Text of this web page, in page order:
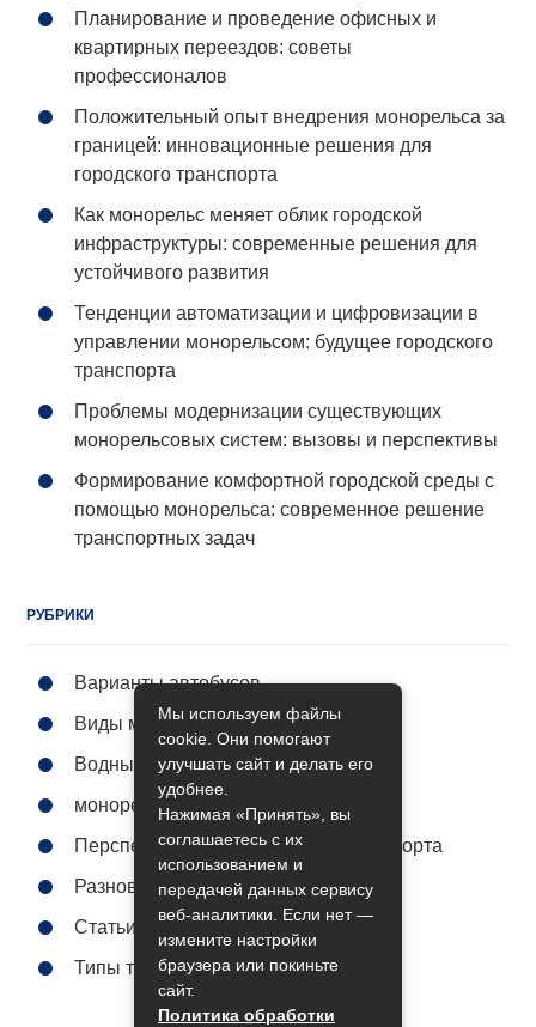
Планирование и проведение офисных и
квартирных переездов: советы
профессионалов
Положительный опыт внедрения монорельса за
границей: инновационные решения для
городского транспорта
Как монорельс меняет облик городской
инфраструктуры: современные решения для
устойчивого развития
Тенденции автоматизации и цифровизации в
управлении монорельсом: будущее городского
транспорта
Проблемы модернизации существующих
монорельсовых систем: вызовы и перспективы
Формирование комфортной городской среды с
помощью монорельса: современное решение
транспортных задач
РУБРИКИ
Варианты автобусов
Виды метро
Водный транспорт
монорельс городской
Перспективы общественного транспорта
Разновидности поездов
Статьи
Типы трамваев
Мы используем файлы
cookie. Они помогают
улучшать сайт и делать его
удобнее.
Нажимая «Принять», вы
соглашаетесь с их
использованием и
передачей данных сервису
веб-аналитики. Если нет —
измените настройки
браузера или покиньте
сайт.
Политика обработки